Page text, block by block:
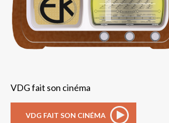
VDG fait son cinéma
VDG FAIT SON CINÉMA